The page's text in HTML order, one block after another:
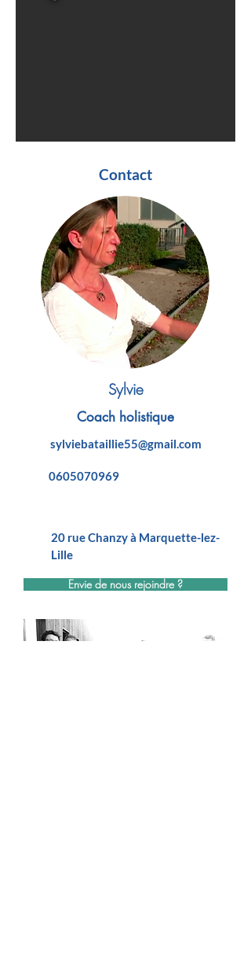
Contact
Sylvie
Coach holistique
sylviebataillie55@gmail.com
0605070969
20 rue Chanzy à Marquette-lez-
Lille
Envie de nous rejoindre ?